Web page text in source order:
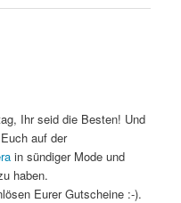
Ihr seid die Besten! Und
auf der
in sündiger Mode und
haben.
Eurer Gutscheine :-).